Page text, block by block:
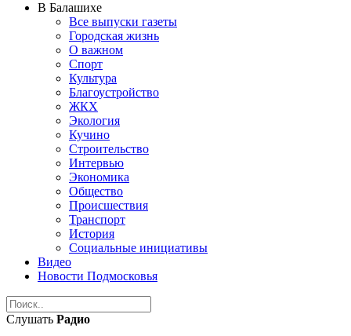
В Балашихе
Все выпуски газеты
Городская жизнь
О важном
Спорт
Культура
Благоустройство
ЖКХ
Экология
Кучино
Строительство
Интервью
Экономика
Общество
Происшествия
Транспорт
История
Социальные инициативы
Видео
Новости Подмосковья
Слушать Радио